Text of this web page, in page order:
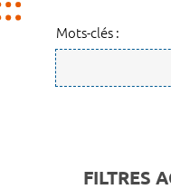
Mots-clés :
FILTRES